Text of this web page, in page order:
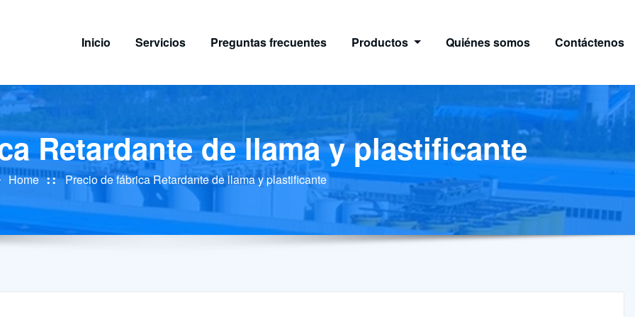
Inicio Servicios Preguntas frecuentes Productos Quiénes somos Contáctenos
Retardante de llama y plastificante
Home Precio de fábrica Retardante de llama y plastificante